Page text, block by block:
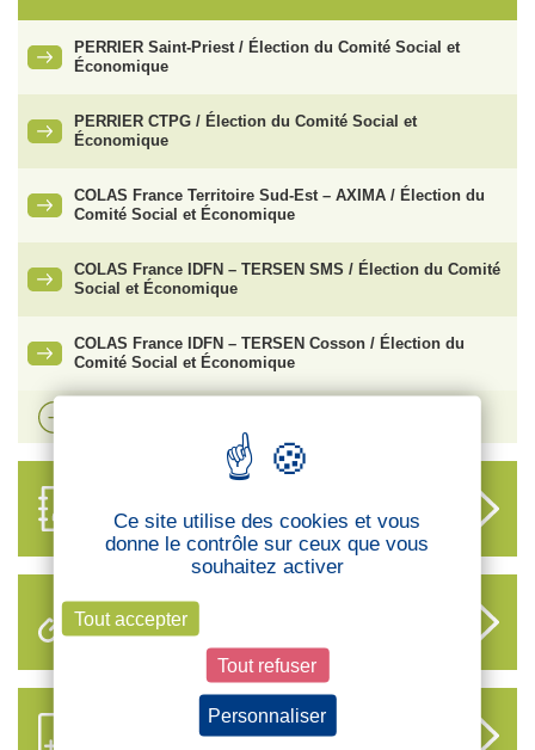
PERRIER Saint-Priest / Élection du Comité Social et
Économique
PERRIER CTPG / Élection du Comité Social et
Économique
COLAS France Territoire Sud-Est – AXIMA / Élection du
Comité Social et Économique
COLAS France IDFN – TERSEN SMS / Élection du Comité
Social et Économique
COLAS France IDFN – TERSEN Cosson / Élection du
Comité Social et Économique
DES DÉLÉGUÉS
LIENS UTILES
S’ABONNER AUX NOUVEAUX
Ce site utilise des cookies et vous
donne le contrôle sur ceux que vous
souhaitez activer
Tout accepter
Tout refuser
Personnaliser